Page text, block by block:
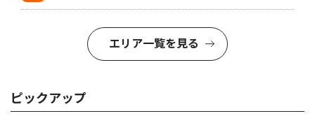
エリア一覧を見る
ピックアップ